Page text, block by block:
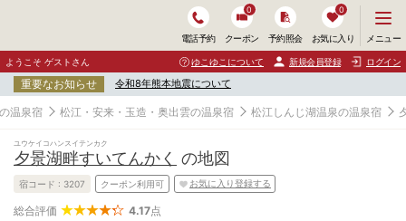
電話予約 クーポン
0
予約照会 お気に入り
0
ニ
ュ
ー
開
く
メニュー
ようこそ ゲストさん ゆこゆこについて 新規会員登録 ログイン
重要なお知らせ 令和8年熊本地震について
温泉宿 松江・安来・玉造・奥出雲の温泉宿 松江しんじ湖温泉の温泉宿
ユウケイコハンスイテンカク
夕景湖畔すいてんかく の地図
宿コード : 3207 クーポン利用可 お気に入り登録する
総合評価 4.17点